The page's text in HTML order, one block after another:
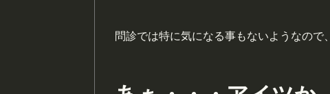
問診では特に気になる事もないようなので、